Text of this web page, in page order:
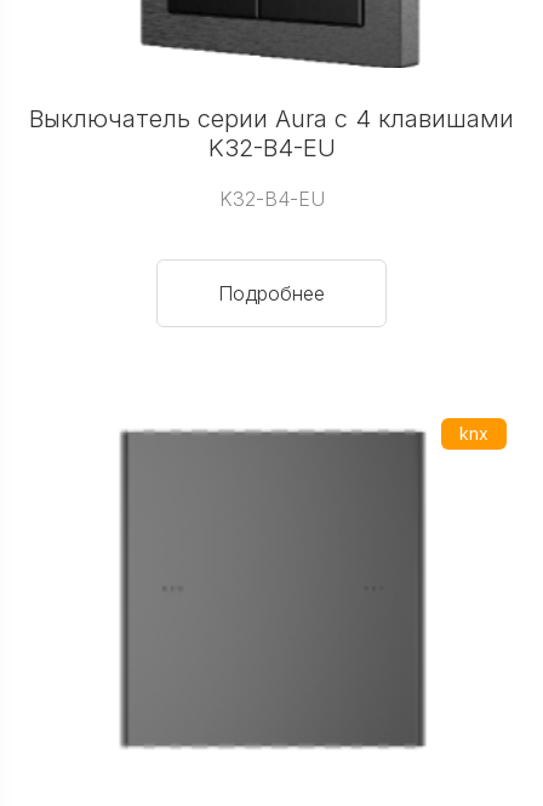
Выключатель серии Aura с 4 клавишами
K32-B4-EU
K32-B4-EU
Подробнее
knx